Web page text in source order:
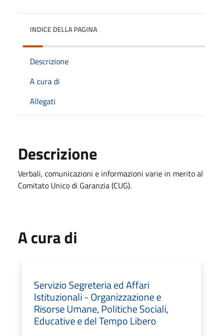
INDICE DELLA PAGINA
Descrizione
A cura di
Allegati
Descrizione
Verbali, comunicazioni e informazioni varie in merito al
Comitato Unico di Garanzia (CUG).
A cura di
Servizio Segreteria ed Affari
Istituzionali - Organizzazione e
Risorse Umane, Politiche Sociali,
Educative e del Tempo Libero